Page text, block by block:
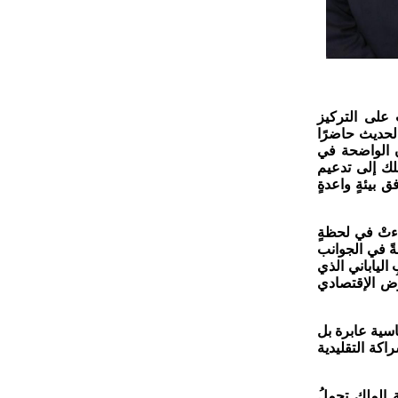
التركيز
حاضرًا
الواضحة في
إلى تدعيم
بيئةٍ واعدةٍ
في لحظةٍ
في الجوانب
الذي
الإقتصادي
عابرة بل
التقليدية